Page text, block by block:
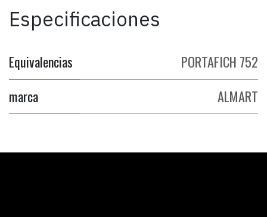
Especificaciones
Equivalencias
PORTAFICH 752
marca
ALMART